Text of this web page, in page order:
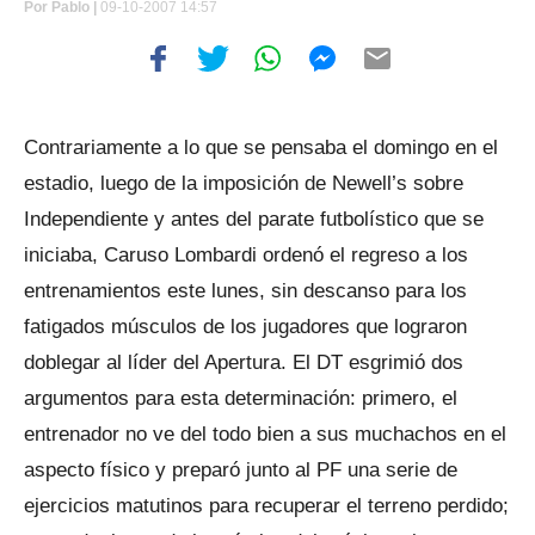
Por Pablo | 09-10-2007 14:57
Contrariamente a lo que se pensaba el domingo en el
estadio, luego de la imposición de Newell’s sobre
Independiente y antes del parate futbolístico que se
iniciaba, Caruso Lombardi ordenó el regreso a los
entrenamientos este lunes, sin descanso para los
fatigados músculos de los jugadores que lograron
doblegar al líder del Apertura. El DT esgrimió dos
argumentos para esta determinación: primero, el
entrenador no ve del todo bien a sus muchachos en el
aspecto físico y preparó junto al PF una serie de
ejercicios matutinos para recuperar el terreno perdido;